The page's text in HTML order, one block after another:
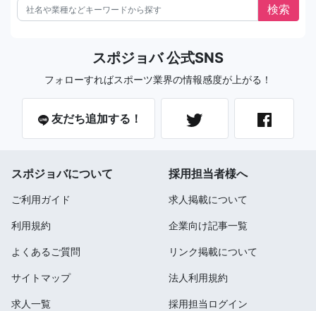
スポジョバ 公式SNS
フォローすればスポーツ業界の情報感度が上がる！
友だち追加する！
スポジョバについて
ご利用ガイド
利用規約
よくあるご質問
サイトマップ
求人一覧
採用担当者様へ
求人掲載について
企業向け記事一覧
リンク掲載について
法人利用規約
採用担当ログイン